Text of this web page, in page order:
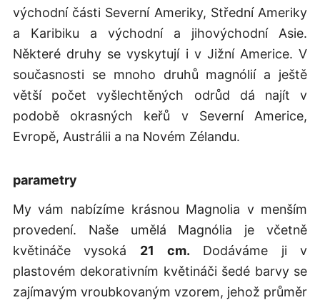
východní části Severní Ameriky, Střední Ameriky
a Karibiku a východní a jihovýchodní Asie.
Některé druhy se vyskytují i v Jižní Americe. V
současnosti se mnoho druhů magnólií a ještě
větší počet vyšlechtěných odrůd dá najít v
podobě okrasných keřů v Severní Americe,
Evropě, Austrálii a na Novém Zélandu.
parametry
My vám nabízíme krásnou Magnolia v menším
provedení. Naše umělá Magnólia je včetně
květináče vysoká 21 cm. Dodáváme ji v
plastovém dekorativním květináči šedé barvy se
zajímavým vroubkovaným vzorem, jehož průměr